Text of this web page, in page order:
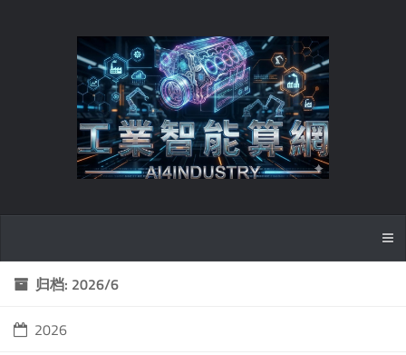
归档: 2026/6
2026